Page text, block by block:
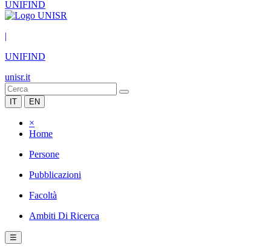
UNIFIND
|
UNIFIND
unisr.it
IT EN
×
Home
Persone
Pubblicazioni
Facoltà
Ambiti Di Ricerca
☰